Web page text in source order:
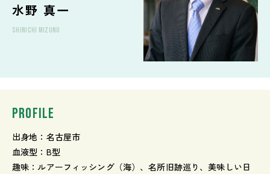
水野 真一
SHINICHI MIZUNO
PROFILE
出身地：名古屋市
血液型：B型
趣味：ルアーフィッシング（海）、名所旧跡巡り、美味しい日